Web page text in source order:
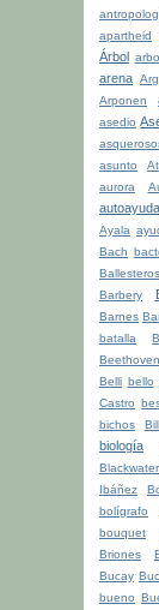
apartheid
Árbol
arena
Arponen
asedio
asunto
aurora
autoayuda
Ayala
Bach
Ballesteros
Barbery
Barnes
batalla
Beethoven
Belli bello
Castro
bichos
biología
Blackwater
Ibáñez
bolígrafo
bouquet
Briones
Bucay
bueno